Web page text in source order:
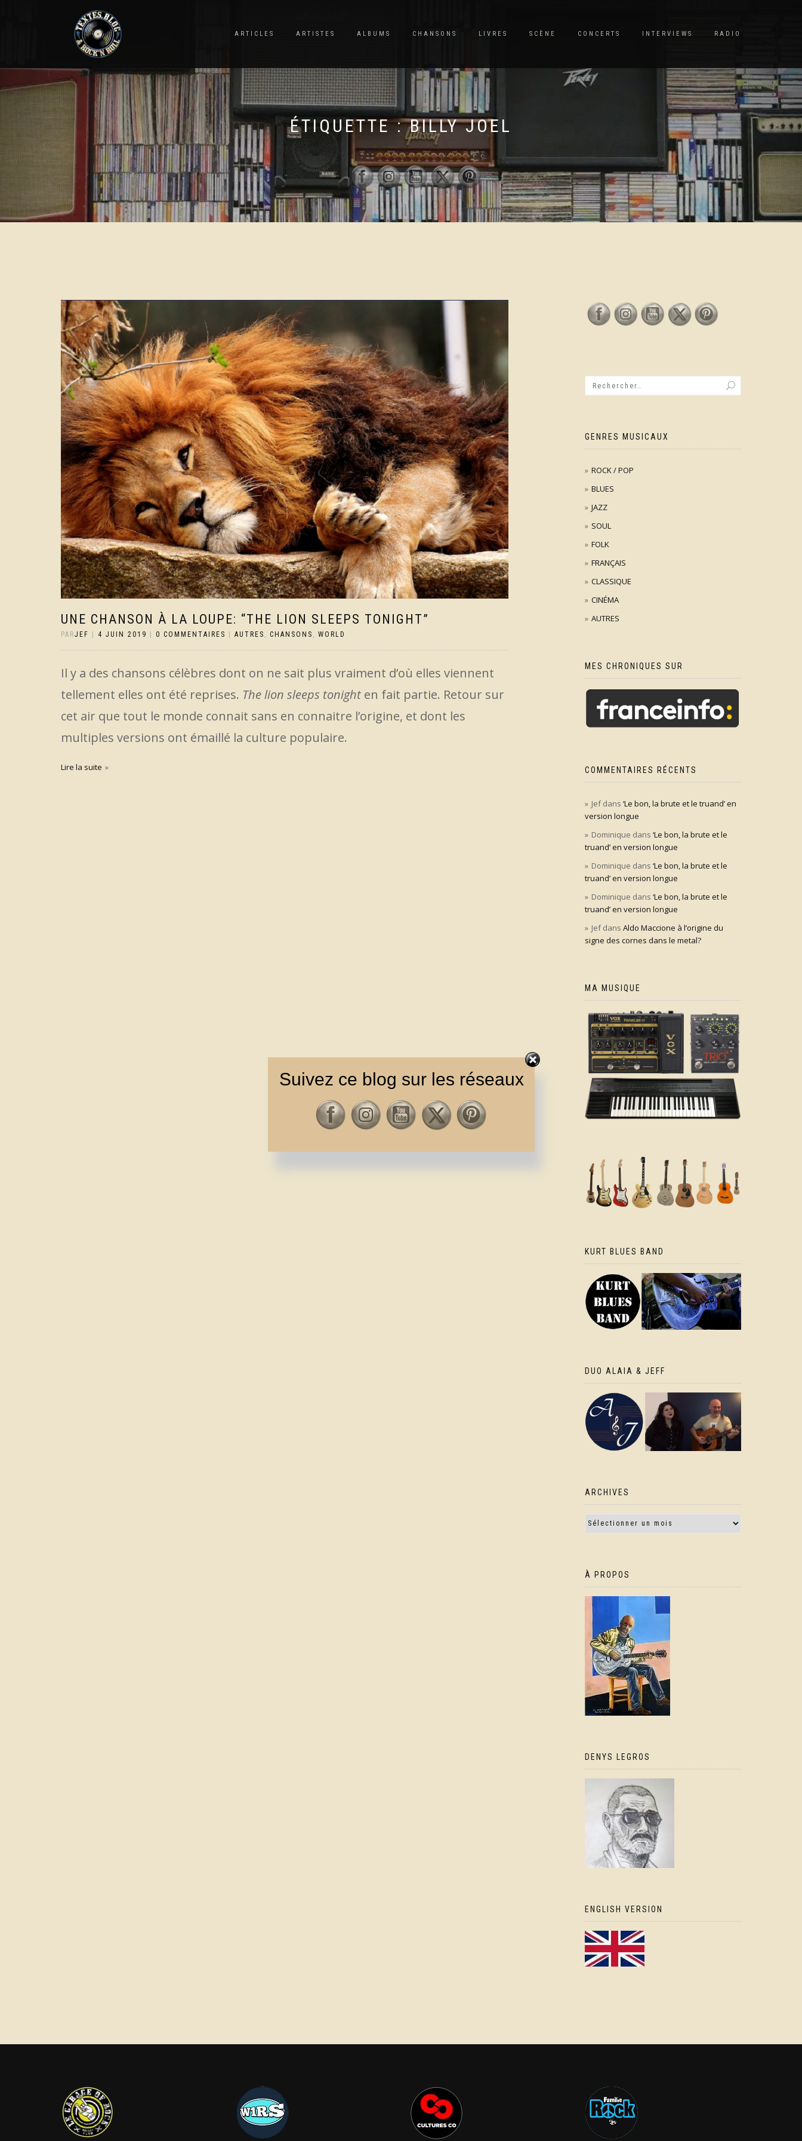
ARTICLES ARTISTES ALBUMS CHANSONS LIVRES SCÈNE CONCERTS INTERVIEWS RADIO
ÉTIQUETTE :BILLY JOEL
UNE CHANSON À LA LOUPE: “THE LION SLEEPS TONIGHT”
PARJEF 4 JUIN 2019 0 COMMENTAIRES AUTRES , CHANSONS , WORLD
Il y a des chansons célèbres dont on ne sait plus vraiment d’où elles viennent
tellement elles ont été reprises. The lion sleeps tonight en fait partie. Retour sur
cet air que tout le monde connait sans en connaitre l’origine, et dont les
multiples versions ont émaillé la culture populaire.
Lire la suite
GENRES MUSICAUX
ROCK / POP
BLUES
JAZZ
SOUL
FOLK
FRANÇAIS
CLASSIQUE
CINÉMA
AUTRES
MES CHRONIQUES SUR
COMMENTAIRES RÉCENTS
Jefdans ‘Le bon, la brute et le truand’ en
version longue
Dominique dans ‘Le bon, la brute et le
truand’ en version longue
Dominique dans ‘Le bon, la brute et le
truand’ en version longue
Dominique dans ‘Le bon, la brute et le
truand’ en version longue
Jefdans Aldo Maccione à l’origine du
signe des cornes dans le metal?
MA MUSIQUE
KURT BLUES BAND
DUO ALAIA & JEFF
ARCHIVES
À PROPOS
DENYS LEGROS
ENGLISH VERSION
Suivez ce blog sur les réseaux